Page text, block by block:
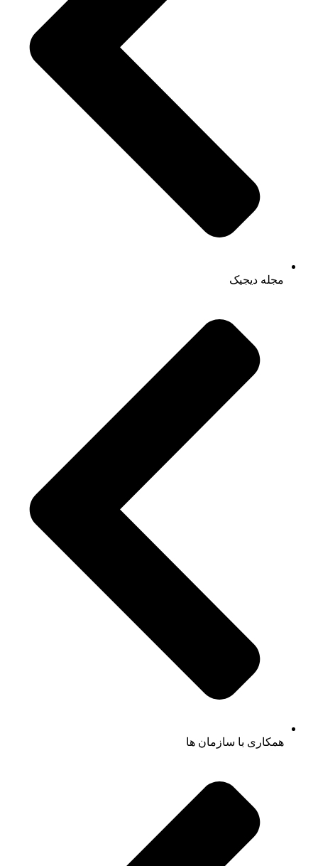
مجله دیجیک
همکاری با سازمان ها